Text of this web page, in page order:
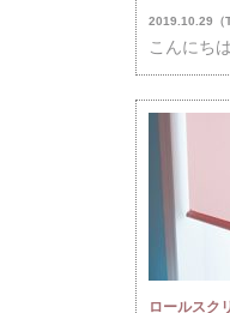
2019.10.29（
こんにち
ロールスク